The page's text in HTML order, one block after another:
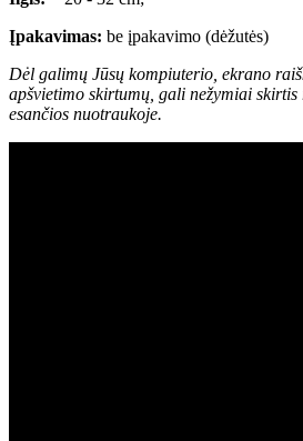
Įpakavimas: be įpakavimo (dėžutės)
Dėl galimų Jūsų kompiuterio, ekrano
apšvietimo skirtumų, gali nežymiai
esančios nuotraukoje.